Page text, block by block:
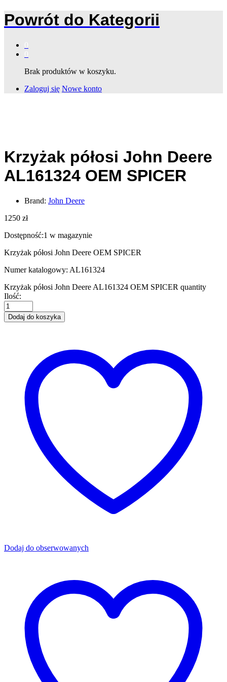
Powrót do Kategorii
Brak produktów w koszyku.
Zaloguj się Nowe konto
Krzyżak półosi John Deere
AL161324 OEM SPICER
Brand: John Deere
1250 zł
Dostępność:1 w magazynie
Krzyżak półosi John Deere OEM SPICER
Numer katalogowy: AL161324
Krzyżak półosi John Deere AL161324 OEM SPICER quantity
Ilość:
Dodaj do koszyka
Dodaj do obserwowanych